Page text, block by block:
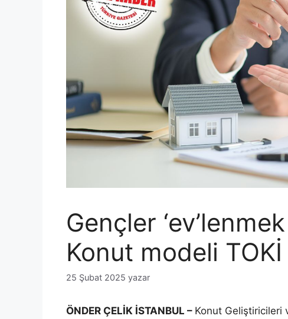
Gençler
Konut modeli
25 Şubat 2025 yazar
ÖNDER ÇELİK İSTANBUL – Konut Geliştiricileri